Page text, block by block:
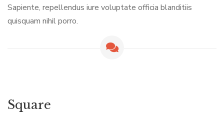
Sapiente, repellendus iure voluptate officia blanditiis
quisquam nihil porro.
Square